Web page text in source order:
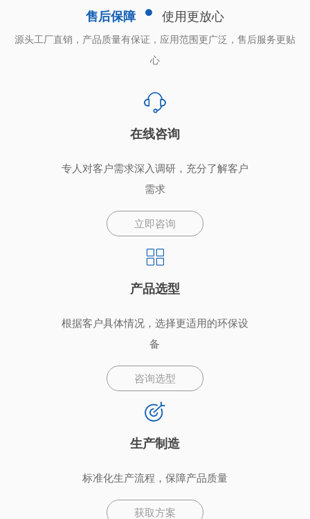
售后保障 使用更放心
源头工厂直销，产品质量有保证，应用范围更广泛，售后服务更贴
心
在线咨询
专人对客户需求深入调研，充分了解客户
需求
立即咨询
产品选型
根据客户具体情况，选择更适用的环保设
备
咨询选型
生产制造
标准化生产流程，保障产品质量
获取方案